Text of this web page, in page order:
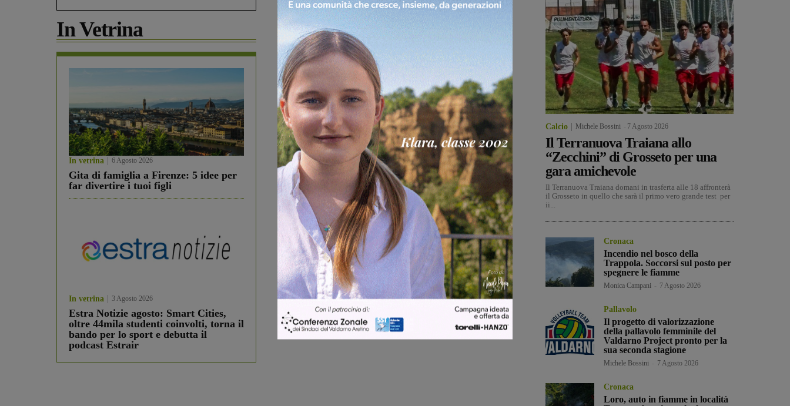
In Vetrina
In vetrina 6 Agosto 2026
Gita di famiglia a Firenze: 5 idee per
far divertire i tuoi figli
In vetrina 3 Agosto 2026
Estra Notizie agosto: Smart Cities,
oltre 44mila studenti coinvolti, torna il
bando per lo sport e debutta il
podcast Estrair
Share
Calcio Michele Bossini 7 Agosto 2026
Il Terranuova Traiana allo
“Zecchini” di Grosseto per una
gara amichevole
Il Terranuova Traiana domani in trasferta alle 18 affronterà
il Grosseto in quello che sarà il primo vero grande test per
ii...
Cronaca
Incendio nel bosco della
Trappola. Soccorsi sul posto per
spegnere le fiamme
Monica Campani 7 Agosto 2026
Pallavolo
Il progetto di valorizzazione
della pallavolo femminile del
Valdarno Project pronto per la
sua seconda stagione
Michele Bossini 7 Agosto 2026
Cronaca
Loro, auto in fiamme in località